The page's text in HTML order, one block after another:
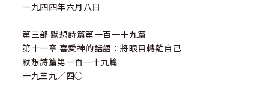
一九四四年六月八日
第三部 默想詩篇第一百一十九篇
第十一章 喜愛神的話語：將眼目轉離自己
默想詩篇第一百一十九篇
一九三九／四○